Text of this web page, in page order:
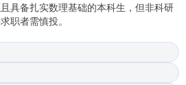
具备扎实数理基础的本科生，但非科研
职者需慎投。